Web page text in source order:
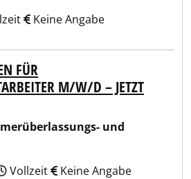
Keine Angabe
FÜR
M/W/D – JETZT
und
Vollzeit Keine Angabe